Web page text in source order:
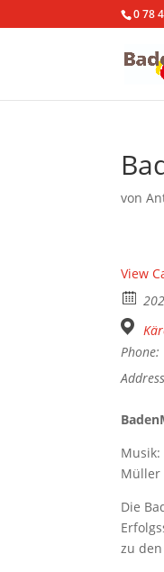
0 78
von
View
Phone:
Müller
Die
zu